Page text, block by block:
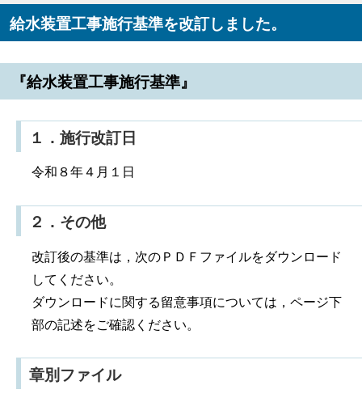
給水装置工事施行基準を改訂しました。
『給水装置工事施行基準』
１．施行改訂日
令和８年４月１日
２．その他
改訂後の基準は，次のＰＤＦファイルをダウンロード
してください。
ダウンロードに関する留意事項については，ページ下
部の記述をご確認ください。
章別ファイル